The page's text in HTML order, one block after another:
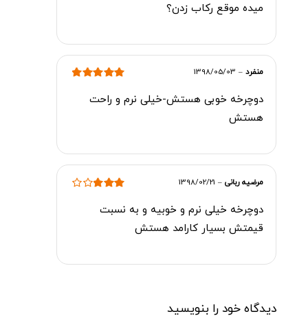
میده موقع رکاب زدن؟
منفرد –
1398/05/03
دوچرخه خوبی هستش-خیلی نرم و راحت
هستش
از 5
مرضیه ربانی –
1398/02/21
دوچرخه خیلی نرم و خوبیه و به نسبت
قیمتش بسیار کارامد هستش
دیدگاه خود را بنویسید